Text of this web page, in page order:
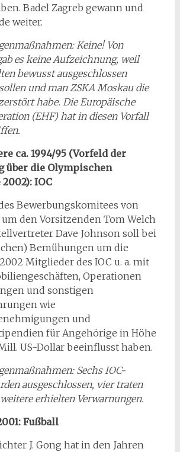
Badel Zagreb gewann und
weiter.
Keine! Von
es keine Aufzeichnung, weil
bewusst ausgeschlossen
und man ZSKA Moskau die
habe. Die Europäische
(EHF) hat in diesen Vorfall
ca. 1994/95 (Vorfeld der
über die Olympischen
IOC
Bewerbungskomitees von
um den Vorsitzenden Tom Welch
Dave Johnson soll bei
Bemühungen um die
Mitglieder des IOC u. a. mit
Operationen
und sonstigen
wie
und
für Angehörige in Höhe
US-Dollar beeinflusst haben.
Sechs IOC-
ausgeschlossen, vier traten
erhielten Verwarnungen.
Fußball
J. Gong hat in den Jahren